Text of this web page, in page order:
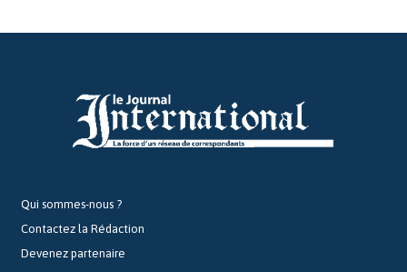
Qui sommes-nous ?
Contactez la Rédaction
Devenez partenaire